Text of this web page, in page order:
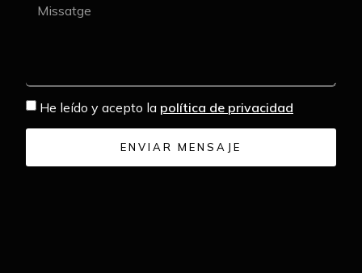
He leído y acepto la política de privacidad
ENVIAR MENSAJE